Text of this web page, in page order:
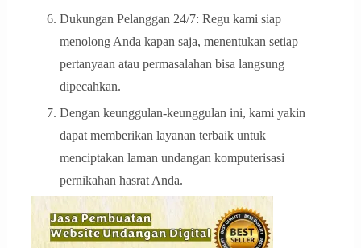
Dukungan Pelanggan 24/7: Regu kami siap
menolong Anda kapan saja, menentukan setiap
pertanyaan atau permasalahan bisa langsung
dipecahkan.
Dengan keunggulan-keunggulan ini, kami yakin
dapat memberikan layanan terbaik untuk
menciptakan laman undangan komputerisasi
pernikahan hasrat Anda.